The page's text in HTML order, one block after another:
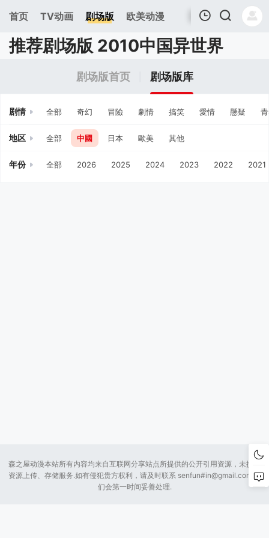
首页 TV动画 剧场版 欧美动漫
我的观影记录
推荐剧场版 2010中国异世界
剧场版首页 剧场版库
剧情 全部 奇幻 冒險 劇情 搞笑 愛情 懸疑
地区 全部 中國 日本 歐美 其他
年份 全部 2026 2025 2024 2023 2022 2021
森之屋动漫本站所有内容均来自互联网分享站点所提供的公开引用资源，未提供
资源上传、存储服务.如有侵犯贵方权利，请及时联系 senfun#in@gmail.com 我
们会第一时间妥善处理.